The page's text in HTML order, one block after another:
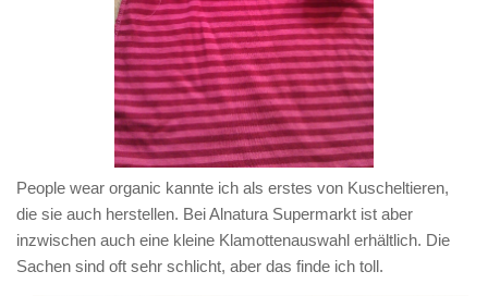
People wear organic kannte ich als erstes von Kuscheltieren,
die sie auch herstellen. Bei Alnatura Supermarkt ist aber
inzwischen auch eine kleine Klamottenauswahl erhältlich. Die
Sachen sind oft sehr schlicht, aber das finde ich toll.